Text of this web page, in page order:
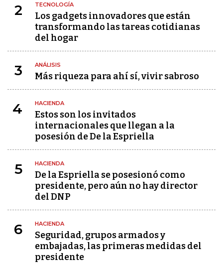
2 TECNOLOGÍA
Los gadgets innovadores que están
transformando las tareas cotidianas
del hogar
3 ANÁLISIS
Más riqueza para ahí sí, vivir sabroso
4 HACIENDA
Estos son los invitados
internacionales que llegan a la
posesión de De la Espriella
5 HACIENDA
De la Espriella se posesionó como
presidente, pero aún no hay director
del DNP
6 HACIENDA
Seguridad, grupos armados y
embajadas, las primeras medidas del
presidente